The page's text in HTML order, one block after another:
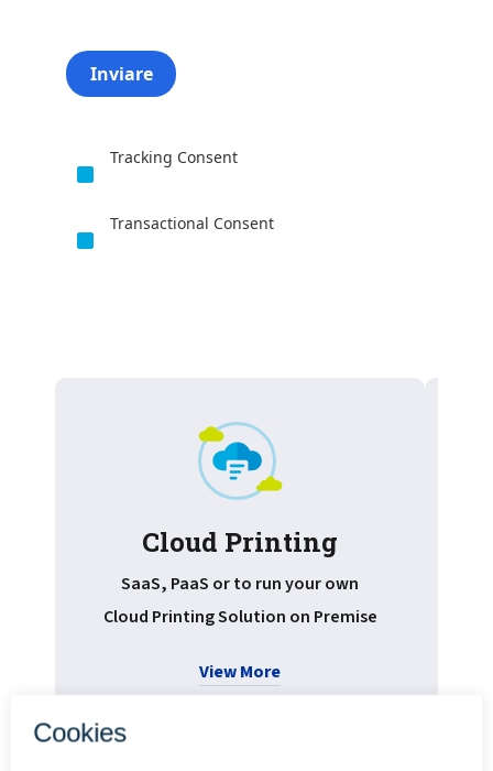
Inviare
Tracking Consent
Transactional Consent
Cloud Printing
SaaS, PaaS or to run your own
Cloud Printing Solution on Premise
View More